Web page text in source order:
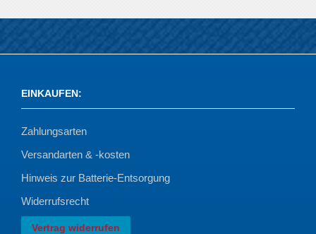
EINKAUFEN:
Zahlungsarten
Versandarten & -kosten
Hinweis zur Batterie-Entsorgung
Widerrufsrecht
Vertrag widerrufen